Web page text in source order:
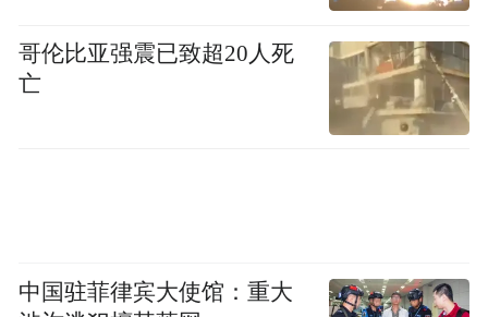
展出的虎纹钺(左)、青铜锯齿镰形器。 中新
哥伦比亚强震已致超20人死
亡
中国驻菲律宾大使馆：重大